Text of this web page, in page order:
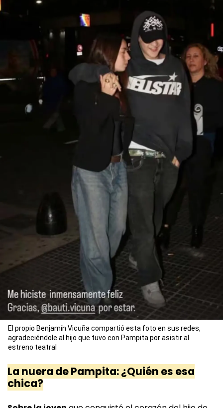
El propio Benjamín Vicuña compartió esta foto en sus redes,
agradeciéndole al hijo que tuvo con Pampita por asistir al
estreno teatral
La nuera de Pampita: ¿Quién es esa
chica?